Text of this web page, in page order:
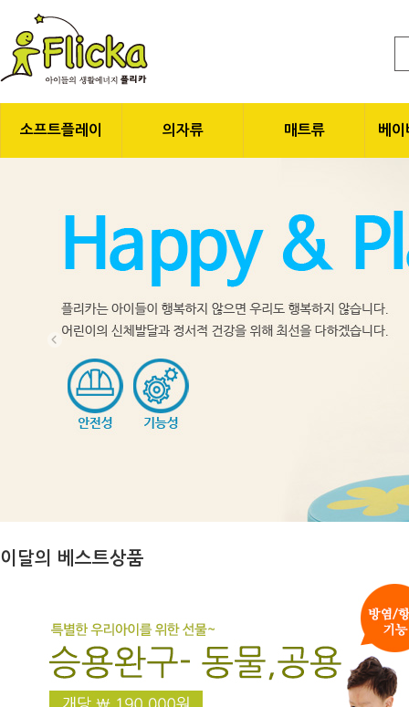
소프트플레이 의자류 매트류 베이
이달의 베스트상품